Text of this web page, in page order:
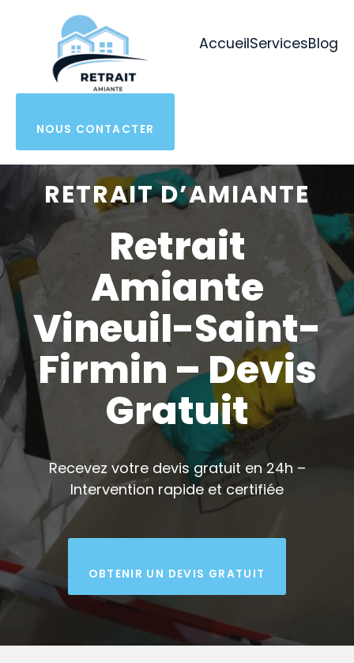
AccueilServicesBlog
NOUS CONTACTER
RETRAIT D’AMIANTE
Retrait
Amiante
Vineuil-Saint-
Firmin – Devis
Gratuit
Recevez votre devis gratuit en 24h –
Intervention rapide et certifiée
OBTENIR UN DEVIS GRATUIT